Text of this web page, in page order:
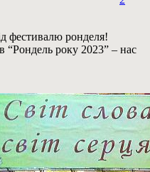
фестивалю ронделя!
“Рондель року 2023” – нас